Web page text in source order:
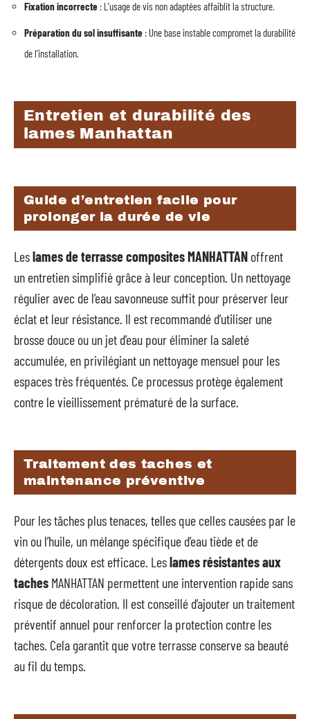
Fixation incorrecte : L’usage de vis non adaptées affaiblit la structure.
Préparation du sol insuffisante : Une base instable compromet la durabilité
de l’installation.
Entretien et durabilité des
lames Manhattan
Guide d’entretien facile pour
prolonger la durée de vie
Leslames de terrasse composites MANHATTAN offrent
un entretien simplifié grâce à leur conception. Un nettoyage
régulier avec de l’eau savonneuse suffit pour préserver leur
éclat et leur résistance. Il est recommandé d’utiliser une
brosse douce ou un jet d’eau pour éliminer la saleté
accumulée, en privilégiant un nettoyage mensuel pour les
espaces très fréquentés. Ce processus protège également
contre le vieillissement prématuré de la surface.
Traitement des taches et
maintenance préventive
Pour les tâches plus tenaces, telles que celles causées par le
vin ou l’huile, un mélange spécifique d’eau tiède et de
détergents doux est efficace. Leslames résistantes aux
taches MANHATTAN permettent une intervention rapide sans
risque de décoloration. Il est conseillé d’ajouter un traitement
préventif annuel pour renforcer la protection contre les
taches. Cela garantit que votre terrasse conserve sa beauté
au fil du temps.